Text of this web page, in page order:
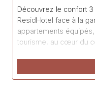
Découvrez le confort 3
ResidHotel face à la
appartements
tourisme, au cœur du